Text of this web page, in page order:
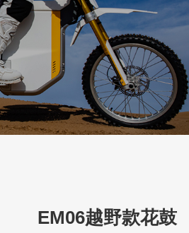
EM06越野款花鼓